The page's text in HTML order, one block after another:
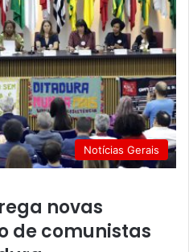
Notícias Gerais
novas
de comunistas